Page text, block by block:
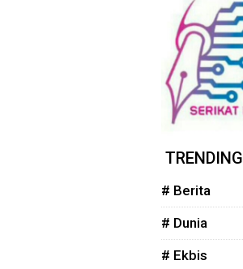
TRENDING
# Berita
# Dunia
# Ekbis